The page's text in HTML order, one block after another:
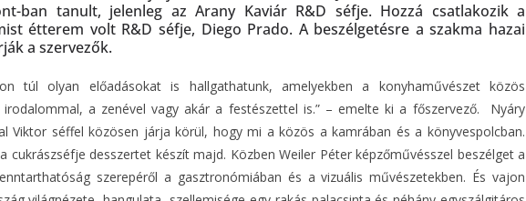
ban tanult, jelenleg az Arany Kaviár R&D séfje. Hozzá csatlakozik a
étterem volt R&D séfje, Diego Prado. A beszélgetésre a szakma hazai
a szervezők.
túl olyan előadásokat is hallgathatunk, amelyekben a konyhaművészet közös
a zenével vagy akár a festészettel is.” – emelte ki a főszervező. Nyáry
Viktor séffel közösen járja körül, hogy mi a közös a kamrában és a könyvespolcban.
cukrászséfje desszertet készít majd. Közben Weiler Péter képzőművésszel beszélget a
szerepéről a gasztronómiában és a vizuális művészetekben. És vajon